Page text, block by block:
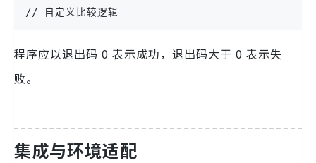
// 自定义比较逻辑
程序应以退出码 0 表示成功，退出码大于 0 表示失
败。
集成与环境适配